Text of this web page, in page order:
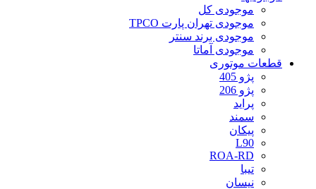
موجودی کل
موجودی تهران پارت TPCO
موجودی برند سنتر
موجودی آماتا
قطعات موتوری
پژو 405
پژو 206
پراید
سمند
پیکان
L90
ROA-RD
تیبا
نیسان